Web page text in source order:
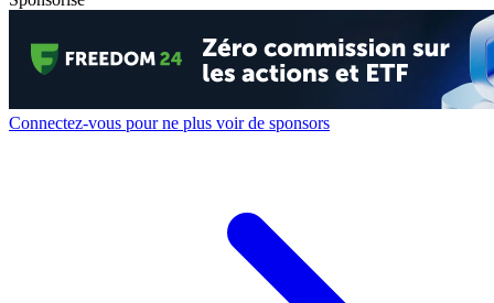
Connectez-vous pour ne plus voir de sponsors